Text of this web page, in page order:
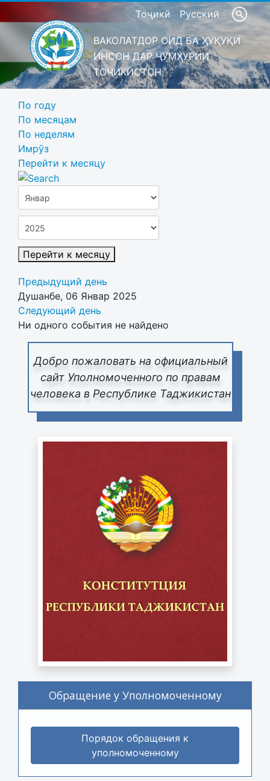
Тоҷикӣ Русский
ВАКОЛАТДОР ОИД БА ҲУҚУҚИ
ИНСОН ДАР ҶУМҲУРИИ
ТОҶИКИСТОН
Добро пожаловать на официальный
сайт Уполномоченного по правам
человека в Республике Таджикистан
Обращение у Уполномоченному
Порядок обращения к
уполномоченному
По году
По месяцам
По неделям
Имрӯз
Перейти к месяцу
Перейти к месяцу
Предыдущий день
Душанбе, 06 Январ 2025
Следующий день
Ни одного события не найдено